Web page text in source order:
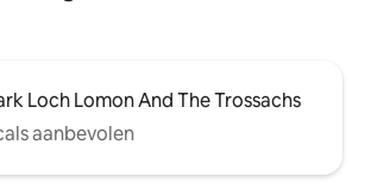
Loch Lomon And The Trossachs
aanbevolen